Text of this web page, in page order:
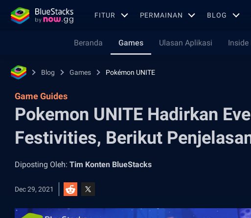
FITUR PERMAINAN BLOG
Beranda Games Ulasan Aplikasi Inside
Blog Games Pokémon UNITE
Game Guides
Pokemon UNITE Hadirkan
Festivities, Berikut
Diposting Oleh: Tim Konten BlueStacks
Dec 29, 2021